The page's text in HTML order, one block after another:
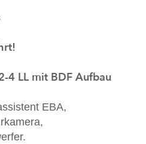
4 LL mit BDF Aufbau
EBA,